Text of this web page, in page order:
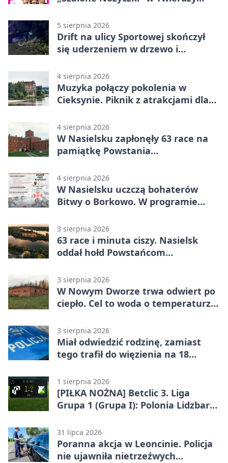
5 sierpnia 2026
Drift na ulicy Sportowej skończył
się uderzeniem w drzewo i
4 sierpnia 2026
Muzyka połączy pokolenia w
Cieksynie. Piknik z atrakcjami dla
4 sierpnia 2026
W Nasielsku zapłonęły 63 race na
pamiątkę Powstania
4 sierpnia 2026
W Nasielsku uczczą bohaterów
Bitwy o Borkowo. W programie
3 sierpnia 2026
63 race i minuta ciszy. Nasielsk
oddał hołd Powstańcom
3 sierpnia 2026
W Nowym Dworze trwa odwiert po
ciepło. Cel to woda o temperaturze
3 sierpnia 2026
Miał odwiedzić rodzinę, zamiast
tego trafił do więzienia na 18
1 sierpnia 2026
[PIŁKA NOŻNA] Betclic 3. Liga
Grupa 1 (Grupa I): Polonia Lidzbark
Mazowiecki 1:2
31 lipca 2026
Poranna akcja w Leoncinie. Policja
nie ujawniła nietrzeźwych